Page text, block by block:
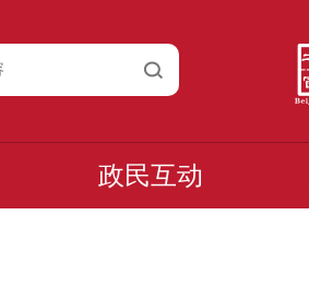
政民互动